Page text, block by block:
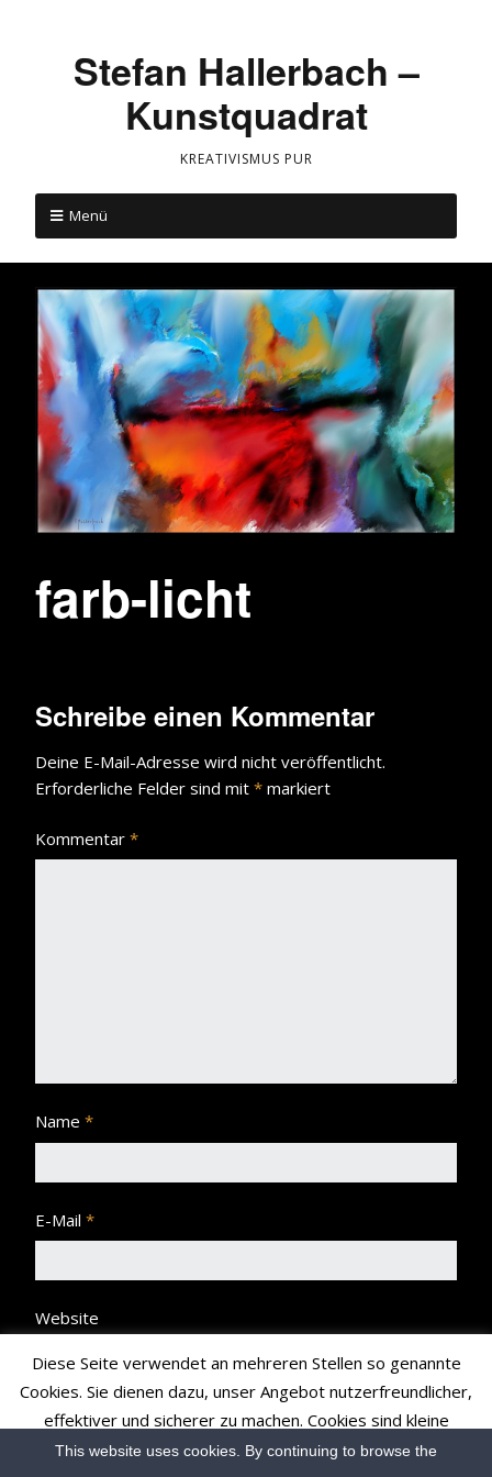
Stefan Hallerbach –
Kunstquadrat
KREATIVISMUS PUR
Menü
farb-licht
Schreibe einen Kommentar
Deine E-Mail-Adresse wird nicht veröffentlicht.
Erforderliche Felder sind mit * markiert
Kommentar *
Name *
E-Mail *
Website
This website uses cookies. By continuing to browse the
Diese Seite verwendet an mehreren Stellen so genannte
Cookies. Sie dienen dazu, unser Angebot nutzerfreundlicher,
effektiver und sicherer zu machen. Cookies sind kleine
Textdateien, die Ihr Browser speichert und richten auf Ihrem